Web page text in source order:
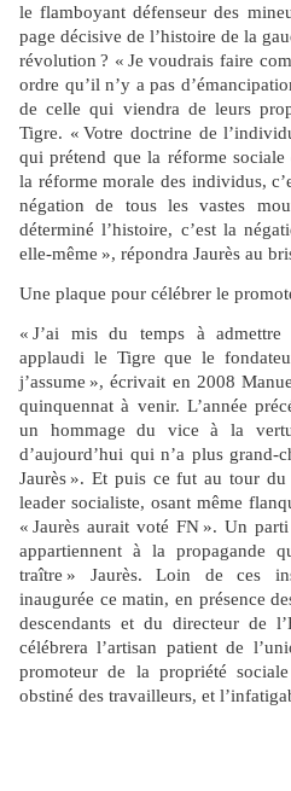
le flamboyant défenseur des
page décisive de l’histoire de la
révolution ? « Je voudrais faire
ordre qu’il n’y a pas
de celle qui viendra de leurs
Tigre. « Votre doctrine de
qui prétend que la réforme
la réforme morale des individus,
négation de tous les vastes
déterminé l’histoire, c’est la
elle-même », répondra Jaurès au
Une plaque pour célébrer le
« J’ai mis du temps à
applaudi le Tigre que le
j’assume », écrivait en 2008
quinquennat à venir. L’année
un hommage du vice à la
d’aujourd’hui qui n’a plus grand-
Jaurès ». Et puis ce fut au tour
leader socialiste, osant même
« Jaurès aurait voté FN ». Un
appartiennent à la propagande
traître » Jaurès. Loin de ces
inaugurée ce matin, en présence
descendants et du directeur de
célébrera l’artisan patient de
promoteur de la propriété
obstiné des travailleurs, et